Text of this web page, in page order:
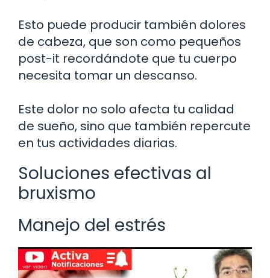
Esto puede producir también dolores
de cabeza, que son como pequeños
post-it recordándote que tu cuerpo
necesita tomar un descanso.
Este dolor no solo afecta tu calidad
de sueño, sino que también repercute
en tus actividades diarias.
Soluciones efectivas al
bruxismo
Manejo del estrés